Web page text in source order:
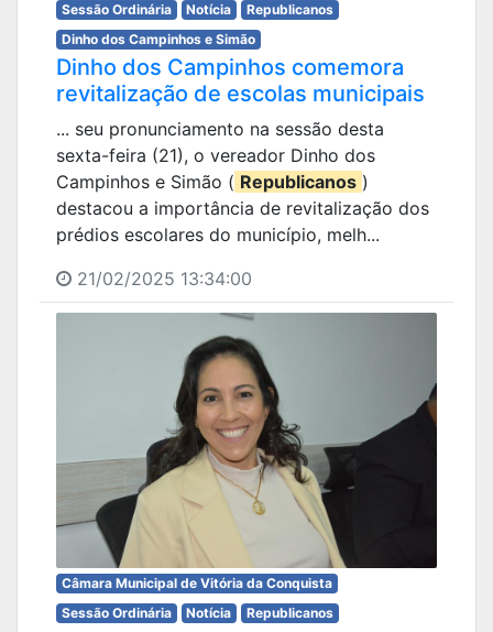
Sessão Ordinária
Notícia
Republicanos
Dinho dos Campinhos e Simão
Dinho dos Campinhos comemora
revitalização de escolas municipais
... seu pronunciamento na sessão desta
sexta-feira (21), o vereador Dinho dos
Campinhos e Simão ( Republicanos )
destacou a importância de revitalização dos
prédios escolares do município, melh...
21/02/2025 13:34:00
Câmara Municipal de Vitória da Conquista
Sessão Ordinária
Notícia
Republicanos